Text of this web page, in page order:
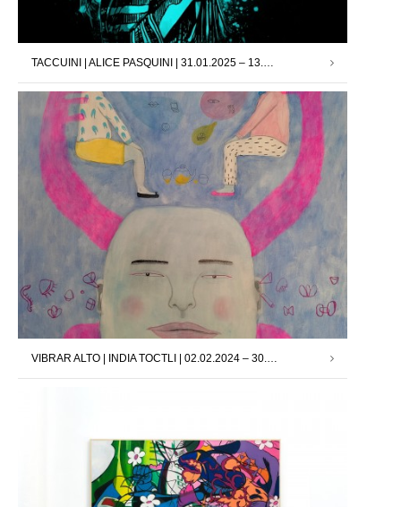
TACCUINI | ALICE PASQUINI | 31.01.2025 – 13.02.2025
VIBRAR ALTO | INDIA TOCTLI | 02.02.2024 – 30.03.2024